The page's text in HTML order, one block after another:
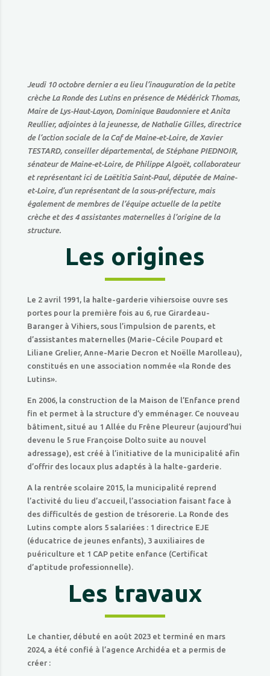
Jeudi 10 octobre dernier a eu lieu l’inauguration de la petite
crèche La Ronde des Lutins en présence de Médérick Thomas,
Maire de Lys-Haut-Layon, Dominique Baudonniere et Anita
Reullier, adjointes à la jeunesse, de Nathalie Gilles, directrice
de l’action sociale de la Caf de Maine-et-Loire, de Xavier
TESTARD, conseiller départemental, de Stéphane PIEDNOIR,
sénateur de Maine-et-Loire, de Philippe Algoët, collaborateur
et représentant ici de Laëtitia Saint-Paul, députée de Maine-
et-Loire, d’un représentant de la sous-préfecture, mais
également de membres de l’équipe actuelle de la petite
crèche et des 4 assistantes maternelles à l’origine de la
structure.
Les origines
Le 2 avril 1991, la halte-garderie vihiersoise ouvre ses
portes pour la première fois au 6, rue Girardeau-
Baranger à Vihiers, sous l’impulsion de parents, et
d’assistantes maternelles (Marie-Cécile Poupard et
Liliane Grelier, Anne-Marie Decron et Noëlle Marolleau),
constitués en une association nommée «la Ronde des
Lutins».
En 2006, la construction de la Maison de l’Enfance prend
fin et permet à la structure d’y emménager. Ce nouveau
bâtiment, situé au 1 Allée du Frêne Pleureur (aujourd’hui
devenu le 5 rue Françoise Dolto suite au nouvel
adressage), est créé à l’initiative de la municipalité afin
d’offrir des locaux plus adaptés à la halte-garderie.
A la rentrée scolaire 2015, la municipalité reprend
l’activité du lieu d’accueil, l’association faisant face à
des difficultés de gestion de trésorerie. La Ronde des
Lutins compte alors 5 salariées : 1 directrice EJE
(éducatrice de jeunes enfants), 3 auxiliaires de
puériculture et 1 CAP petite enfance (Certificat
d’aptitude professionnelle).
Les travaux
Le chantier, débuté en août 2023 et terminé en mars
2024, a été confié à l’agence Archidéa et a permis de
créer :